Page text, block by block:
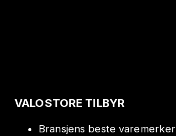
VALOSTORE TILBYR
Bransjens beste varemerker